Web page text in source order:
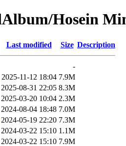
Hosein
Last modified Size Description
-
2025-11-12 18:04 7.9M
2025-08-31 22:05 8.3M
2025-03-20 10:04 2.3M
2024-08-04 18:48 7.0M
2024-05-19 22:20 7.3M
2024-03-22 15:10 1.1M
2024-03-22 15:10 7.9M